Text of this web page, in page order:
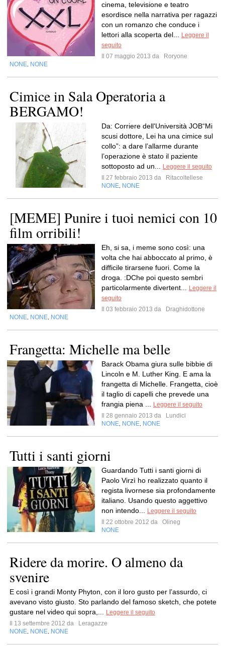
cinema, televisione e teatro
esordisce nella narrativa per ragazzi
con un romanzo che conduce i
lettori alla scoperta del...
Leggere il
seguito
Il 07 maggio 2013 da
Roryone
NONE NONE
Cimice in Sala Operatoria a
BERGAMO!
Da: Corriere dell'Università JOB“Mi
scusi dottore, Lei ha una cimice sul
collo”: a dare l’allarme durante
l’operazione è stato il paziente
sottoposto ad un...
Leggere il seguito
Il 27 febbraio 2013 da
Ritacoltellese
NONE NONE
[MEME] Punire i tuoi nemici con 10
film orribili!
Eh, si sa, i meme sono così: una
volta che hai abboccato al primo, è
difficile tirarsene fuori. Come la
droga. :DChe poi questo sembri
particolarmente divertent...
Leggere il
seguito
Il 03 febbraio 2013 da
Draghidottone
NONE NONE NONE
Frangetta: Michelle ma belle
Barack Obama giura sulle bibbie di
Lincoln e M. Luther King. E ama la
frangetta di Michelle. Frangetta, cioè
il taglio di capelli che prevede una
frangia piena ...
Leggere il seguito
Il 28 gennaio 2013 da
Lundici
NONE NONE NONE
Tutti i santi giorni
Guardando Tutti i santi giorni di
Paolo Virzì ho realizzato quanto il
regista livornese sia profondamente
italiano. Usando questo aggettivo
non intendo...
Leggere il seguito
Il 22 ottobre 2012 da
Olineg
NONE
Ridere da morire. O almeno da
svenire
E così i grandi Monty Phyton, con il loro gusto per l’assurdo, ci
avevano visto giusto. Sto parlando del famoso sketch, che potete
gustare nel video qui sopra,...
Leggere il seguito
Il 13 settembre 2012 da
Leragazze
NONE NONE NONE